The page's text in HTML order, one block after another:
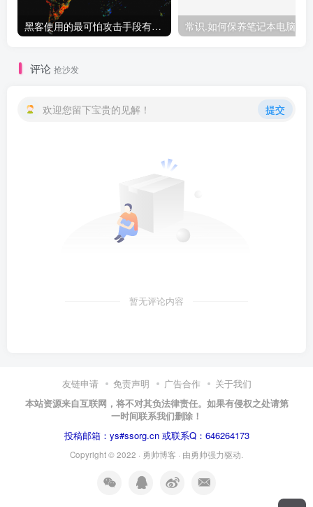
黑客使用的最可怕攻击手段有哪些? 常识.如何保养笔记本电脑！
评论 抢沙发
欢迎您留下宝贵的见解！ 提交
暂无评论内容
友链申请 免责声明 广告合作
关于我们
本站资源来自互联网，将不对其负法律责任。如果有侵权之处请第
一时间联系我们删除！
投稿邮箱：ys#ssorg.cn 或联系Q：646264173
Copyright © 2022 · 勇帅博客 · 由勇帅强力驱动.